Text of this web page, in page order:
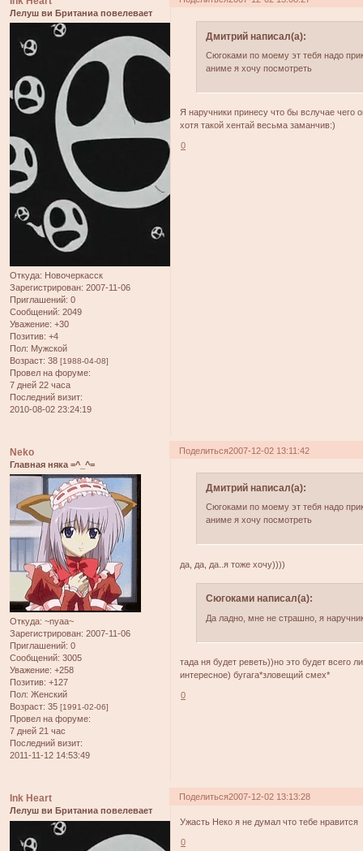
Лелуш ви Британиа повелевает
Откуда: Новочеркасск
Зарегистрирован: 2007-11-06
Приглашений: 0
Сообщений: 2049
Уважение: +30
Позитив: +4
Пол: Мужской
Возраст: 38 [1988-04-08]
Провел на форуме:
7 дней 22 часа
Последний визит:
2010-08-02 23:24:19
Дмитрий написал(а):
Сюгоками по моему эт тебя надо
аниме я хочу посмотреть
Я наручники принесу что бы вслучае чего
хотя такой хентай весьма заманчив:)
0
Поделиться2007-12-02 13:11:42
Neko
Главная няка =^_^=
Откуда: ~nyaa~
Зарегистрирован: 2007-11-06
Приглашений: 0
Сообщений: 3005
Уважение: +258
Позитив: +127
Пол: Женский
Возраст: 35 [1991-02-06]
Провел на форуме:
7 дней 21 час
Последний визит:
2011-11-12 14:53:49
Дмитрий написал(а):
Сюгоками по моему эт тебя надо
аниме я хочу посмотреть
да, да, да..я тоже хочу))))
Сюгоками написал(а):
Да ладно, мне не страшно, я
тада ня будет реветь))но это будет всего
интересное) бугага*зловещий смех*
0
Поделиться2007-12-02 13:13:28
Ink Heart
Лелуш ви Британиа повелевает
Ужасть Неко я не думал что тебе
0